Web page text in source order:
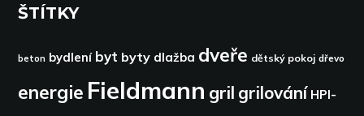
ŠTÍTKY
beton bydlení byt byty dlažba dveře dětský pokoj dřevo
energie Fieldmann gril grilování HPI-